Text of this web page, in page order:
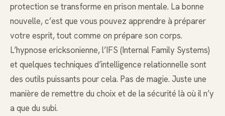
protection se transforme en prison mentale. La bonne
nouvelle, c’est que vous pouvez apprendre à préparer
votre esprit, tout comme on prépare son corps.
L’hypnose ericksonienne, l’IFS (Internal Family Systems)
et quelques techniques d’intelligence relationnelle sont
des outils puissants pour cela. Pas de magie. Juste une
manière de remettre du choix et de la sécurité là où il n’y
a que du subi.